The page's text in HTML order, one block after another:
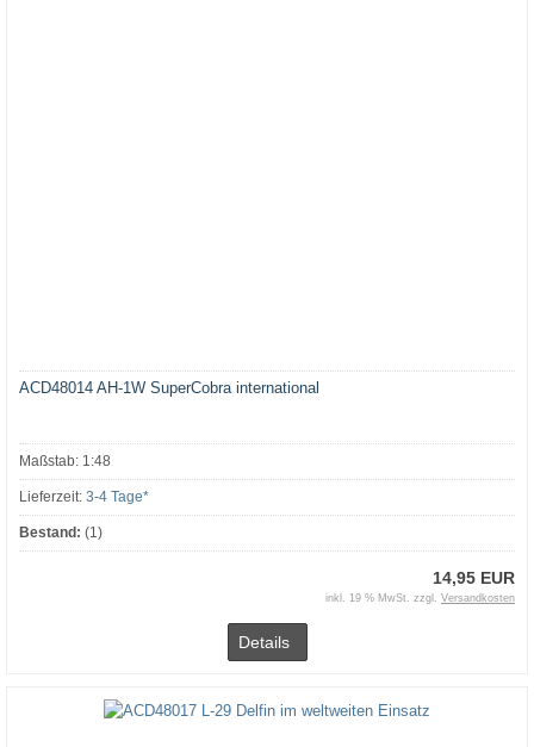
ACD48014 AH-1W SuperCobra international
Maßstab: 1:48
Lieferzeit: 3-4 Tage*
Bestand: (1)
14,95 EUR
inkl. 19 % MwSt. zzgl. Versandkosten
Details